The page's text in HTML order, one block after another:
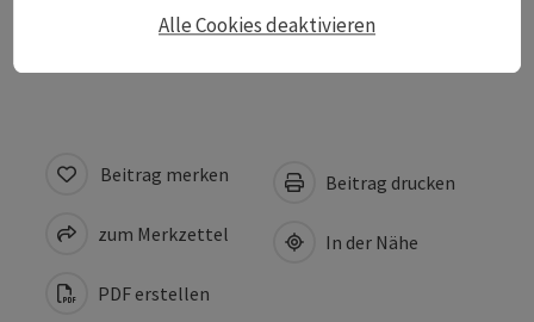
Barrierefreiheit
Beitrag merken
zum Merkzettel
PDF erstellen
Beitrag drucken
In der Nähe
Alle Cookies deaktivieren